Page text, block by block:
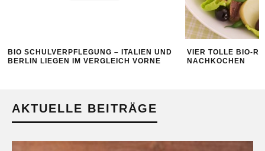
BIO SCHULVERPFLEGUNG – ITALIEN UND
BERLIN LIEGEN IM VERGLEICH VORNE
VIER TOLLE BIO-
NACHKOCHEN
AKTUELLE BEITRÄGE